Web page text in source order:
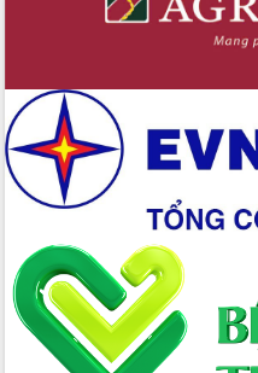
Định vị cà phê Việt Nam như một “di
Xây dựng nông thôn mới: Nâng cao đời
sống người dân từ những mô hình thiết
thực
Quyết liệt tháo gỡ vướng mắc, đẩy
nhanh tiến độ các dự án trọng điểm
trong Khu kinh tế Nam Phú Yên
Hòn Yến phát triển du lịch gắn với bảo
tồn biển
Lấy ý kiến điều chỉnh Quy hoạch tỉnh
Đắk Lắk thời kỳ 2021-2030, tầm nhìn
đến năm 2050